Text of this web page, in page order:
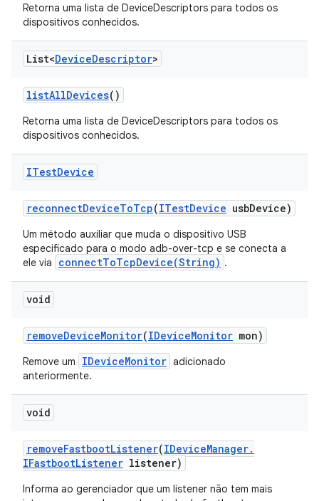
Retorna uma lista de DeviceDescriptors para todos os
dispositivos conhecidos.
List<DeviceDescriptor>
listAllDevices()
Retorna uma lista de DeviceDescriptors para todos os
dispositivos conhecidos.
ITestDevice
reconnectDeviceToTcp(ITestDevice usbDevice)
Um método auxiliar que muda o dispositivo USB
especificado para o modo adb-over-tcp e se conecta a
ele via
connectToTcpDevice(String) .
void
removeDeviceMonitor(IDeviceMonitor mon)
Remove um IDeviceMonitor adicionado
anteriormente.
void
removeFastbootListener(IDeviceManager.
IFastbootListener listener)
Informa ao gerenciador que um listener não tem mais